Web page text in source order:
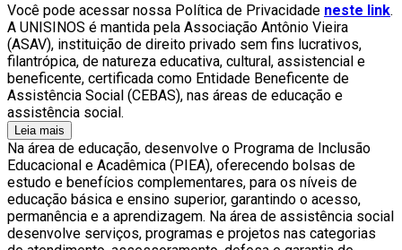
Você pode acessar nossa Política de Privacidade neste link.
A UNISINOS é mantida pela Associação Antônio Vieira
(ASAV), instituição de direito privado sem fins lucrativos,
filantrópica, de natureza educativa, cultural, assistencial e
beneficente, certificada como Entidade Beneficente de
Assistência Social (CEBAS), nas áreas de educação e
assistência social.
Leia mais
Na área de educação, desenvolve o Programa de Inclusão
Educacional e Acadêmica (PIEA), oferecendo bolsas de
estudo e benefícios complementares, para os níveis de
educação básica e ensino superior, garantindo o acesso,
permanência e a aprendizagem. Na área de assistência social
desenvolve serviços, programas e projetos nas categorias